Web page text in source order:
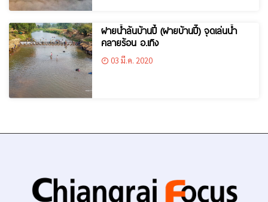
ฝายน้ำล้นบ้านปี้ (ฝายบ้านปี๊) จุดเล่นน้ำ
คลายร้อน อ.เทิง
03 มี.ค. 2020